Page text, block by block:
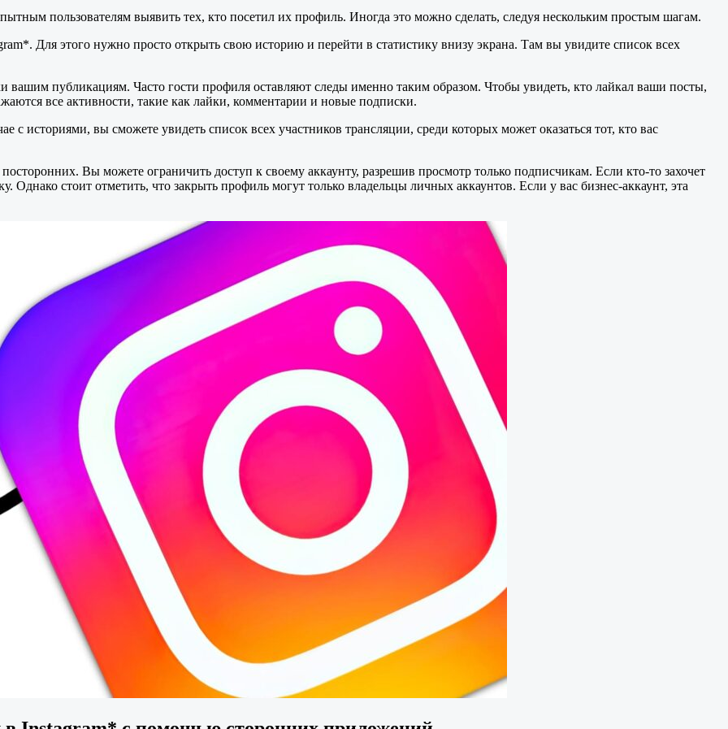
пользователям выявить тех, кто посетил их профиль. Иногда это можно сделать, следуя нескольким простым шагам.
Для этого нужно просто открыть свою историю и перейти в статистику внизу экрана. Там вы увидите список всех
вашим публикациям. Часто гости профиля оставляют следы именно таким образом. Чтобы увидеть, кто лайкал ваши посты,
все активности, такие как лайки, комментарии и новые подписки.
историями, вы сможете увидеть список всех участников трансляции, среди которых может оказаться тот, кто вас
Вы можете ограничить доступ к своему аккаунту, разрешив просмотр только подписчикам. Если кто-то захочет
Однако стоит отметить, что закрыть профиль могут только владельцы личных аккаунтов. Если у вас бизнес-аккаунт, эта